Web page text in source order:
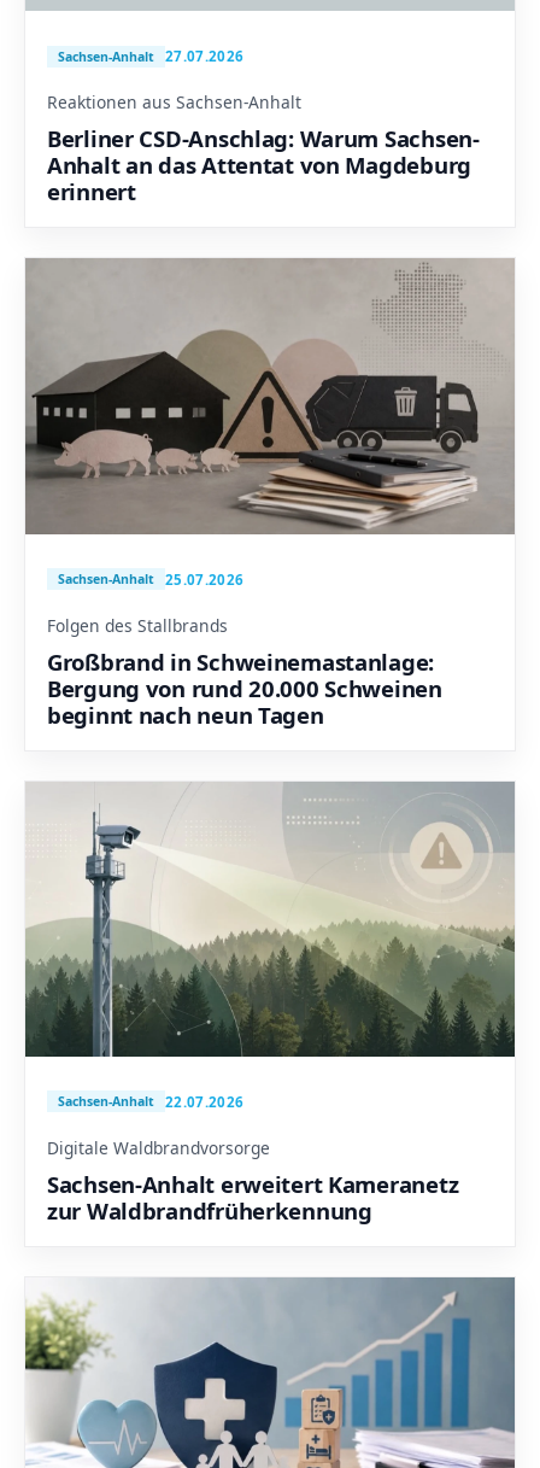
Sachsen-Anhalt 27.07.2026
Reaktionen aus Sachsen-Anhalt
Berliner CSD-Anschlag: Warum Sachsen-
Anhalt an das Attentat von Magdeburg
erinnert
Sachsen-Anhalt 25.07.2026
Folgen des Stallbrands
Großbrand in Schweinemastanlage:
Bergung von rund 20.000 Schweinen
beginnt nach neun Tagen
Sachsen-Anhalt 22.07.2026
Digitale Waldbrandvorsorge
Sachsen-Anhalt erweitert Kameranetz
zur Waldbrandfrüherkennung